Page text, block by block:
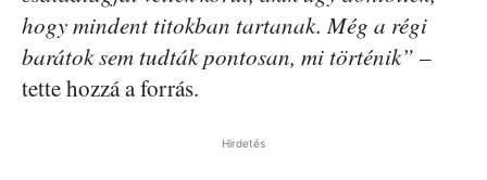
hogy mindent titokban tartanak. Még a régi
barátok sem tudták pontosan, mi történik” –
tette hozzá a forrás.
Hirdetés